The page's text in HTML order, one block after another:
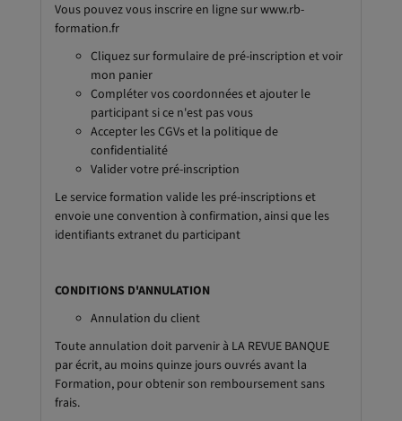
Vous pouvez vous inscrire en ligne sur www.rb-
formation.fr
Cliquez sur formulaire de pré-inscription et voir
mon panier
Compléter vos coordonnées et ajouter le
participant si ce n'est pas vous
Accepter les CGVs et la politique de
confidentialité
Valider votre pré-inscription
Le service formation valide les pré-inscriptions et
envoie une convention à confirmation, ainsi que les
identifiants extranet du participant
CONDITIONS D'ANNULATION
Annulation du client
Toute annulation doit parvenir à LA REVUE BANQUE
par écrit, au moins quinze jours ouvrés avant la
Formation, pour obtenir son remboursement sans
frais.